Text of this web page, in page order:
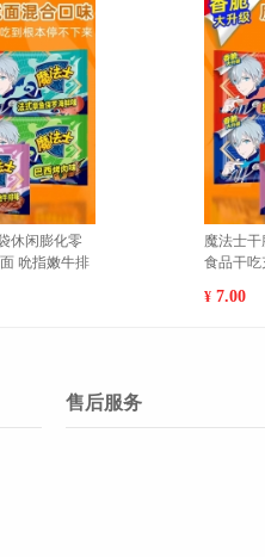
香蕉脆片水果干芭蕉干香脆可口休闲
零食学生零食
售后服务